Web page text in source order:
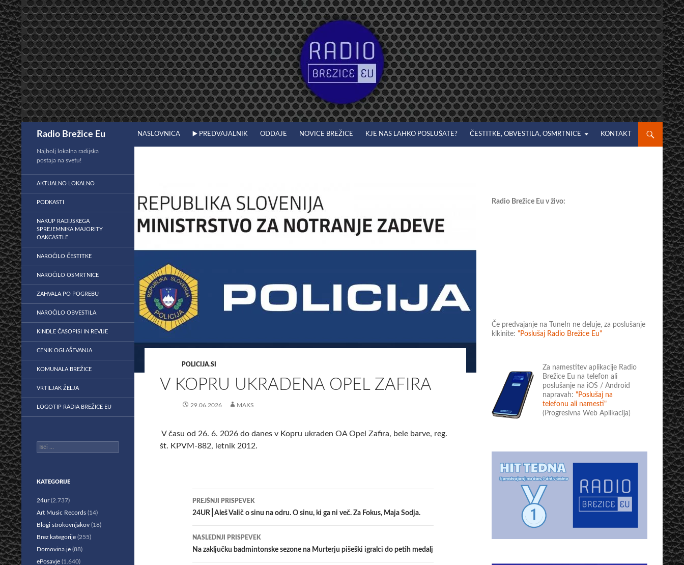
Preskoči
na
vsebino
Radio Brežice Eu NASLOVNICA ▶️ PREDVAJALNIK ODDAJE NOVICE BREŽICE KJE NAS LAHKO POSLUŠATE? ČESTITKE, OBVESTILA, OSMRTNICE KONTAKT
POLICIJA.SI
V KOPRU UKRADENA OPEL ZAFIRA
29.06.2026 MAKS
V času od 26. 6. 2026 do danes v Kopru ukraden OA Opel Zafira, bele barve, reg.
št. KPVM-882, letnik 2012.
Krmarjenje
po
prispevkih
PREJŠNJI PRISPEVEK
24UR┃Aleš Valič o sinu na odru. O sinu, ki ga ni več. Za Fokus, Maja Sodja.
NASLEDNJI PRISPEVEK
Na zaključku badmintonske sezone na Murterju pišeški igralci do petih medalj
Radio Brežice Eu v živo:
Če predvajanje na TuneIn ne deluje, za poslušanje
klkinite: "Poslušaj Radio Brežice Eu"
Za namestitev aplikacije Radio
Brežice Eu na telefon ali
poslušanje na iOS / Android
napravah: "Poslušaj na
telefonu ali namesti"
(Progresivna Web Aplikacija)
Najbolj lokalna radijska
postaja na svetu!
AKTUALNO LOKALNO
PODKASTI
NAKUP RADIJSKEGA
SPREJEMNIKA MAJORITY
OAKCASTLE
NAROČILO ČESTITKE
NAROČILO OSMRTNICE
ZAHVALA PO POGREBU
NAROČILO OBVESTILA
KINDLE ČASOPISI IN REVIJE
CENIK OGLAŠEVANJA
KOMUNALA BREŽICE
VRTILJAK ŽELJA
LOGOTIP RADIA BREŽICE EU
Išči:
KATEGORIJE
24ur(2.737)
Art Music Records (14)
Blogi strokovnjakov (18)
Brez kategorije (255)
Domovina.je (88)
ePosavje (1.640)